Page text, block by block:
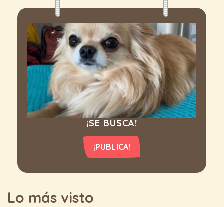
¡SE BUSCA!
¡PUBLICA!
Lo más visto